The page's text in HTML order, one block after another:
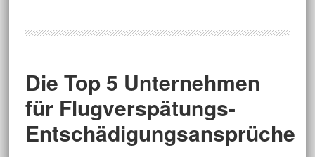
Die Top 5 Unternehmen
für Flugverspätungs-
Entschädigungsansprüche